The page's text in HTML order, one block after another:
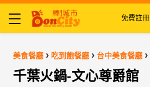
免費註冊
美食餐廳 › 吃到飽餐廳 › 台中美食餐廳 ›
千葉火鍋-文心尊爵館